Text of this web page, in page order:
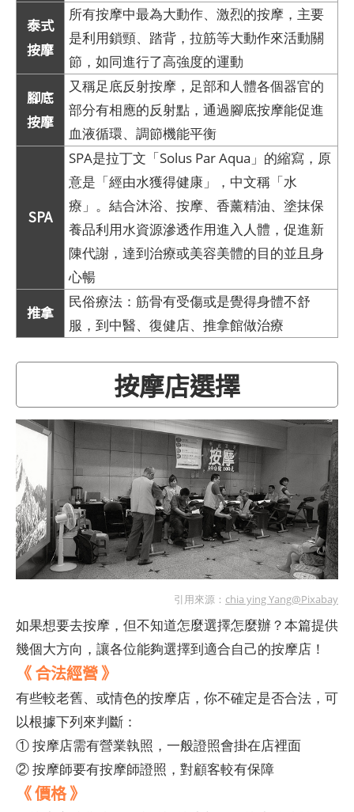
泰式
按摩
所有按摩中最為大動作、激烈的按摩，主要
是利用鎖頸、踏背，拉筋等大動作來活動關
節，如同進行了高強度的運動
腳底
按摩
又稱足底反射按摩，足部和人體各個器官的
部分有相應的反射點，通過腳底按摩能促進
血液循環、調節機能平衡
SPA
SPA是拉丁文「Solus Par Aqua」的縮寫，原
意是「經由水獲得健康」，中文稱「水
療」。結合沐浴、按摩、香薰精油、塗抹保
養品利用水資源滲透作用進入人體，促進新
陳代謝，達到治療或美容美體的目的並且身
心暢
推拿
民俗療法：筋骨有受傷或是覺得身體不舒
服，到中醫、復健店、推拿館做治療
按摩店選擇
引用來源： chia ying Yang@Pixabay
如果想要去按摩，但不知道怎麼選擇怎麼辦？本篇提供
幾個大方向，讓各位能夠選擇到適合自己的按摩店！
《 合法經營 》
有些較老舊、或情色的按摩店，你不確定是否合法，可
以根據下列來判斷：
① 按摩店需有營業執照，一般證照會掛在店裡面
② 按摩師要有按摩師證照，對顧客較有保障
《 價格 》